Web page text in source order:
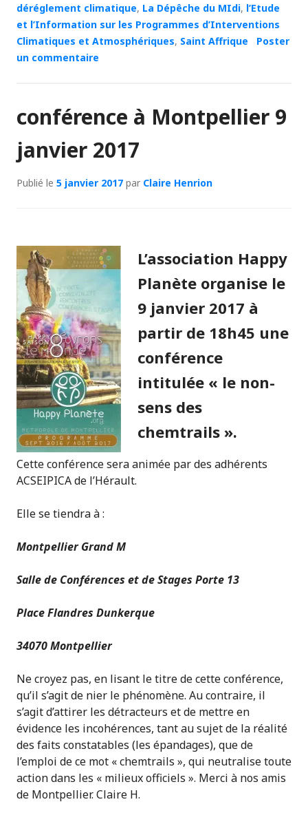
déréglement climatique, La Dépêche du MIdi, l’Etude
et l’Information sur les Programmes d’Interventions
Climatiques et Atmosphériques, Saint Affrique
Poster
un commentaire
conférence à Montpellier 9
janvier 2017
Publié le 5 janvier 2017 par Claire Henrion
L’association Happy
Planète organise le
9 janvier 2017 à
partir de 18h45 une
conférence
intitulée « le non-
sens des
chemtrails ».
Cette conférence sera animée par des adhérents
ACSEIPICA de l’Hérault.
Elle se tiendra à :
Montpellier Grand M
Salle de Conférences et de Stages Porte 13
Place Flandres Dunkerque
34070 Montpellier
Ne croyez pas, en lisant le titre de cette conférence,
qu’il s’agit de nier le phénomène. Au contraire, il
s’agit d’attirer les détracteurs et de mettre en
évidence les incohérences, tant au sujet de la réalité
des faits constatables (les épandages), que de
l’emploi de ce mot « chemtrails », qui neutralise toute
action dans les « milieux officiels ». Merci à nos amis
de Montpellier. Claire H.